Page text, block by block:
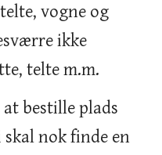
vogne og
ikke
telte m.m.
bestille plads
nok finde en